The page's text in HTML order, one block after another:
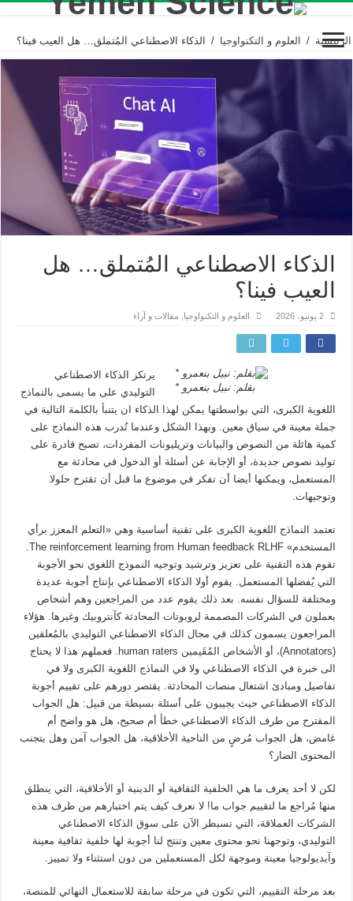
الرئيسية / العلوم و التكنواوجيا / الذكاء الاصطناعي المُتملق… هل العيب فينا؟
الذكاء الاصطناعي المُتملق… هل
العيب فينا؟
2 يونيو، 2026 العلوم و التكنواوجيا مقالات و آراء
بقلم: نبيل بنعمرو *
يرتكز الذكاء الاصطناعي
التوليدي على ما يسمى بالنماذج
اللغوية الكبرى، التي بواسطتها يمكن لهذا الذكاء ان يتنبأ بالكلمة التالية في
جملة معينة في سياق معين. وبهذا الشكل وعندما تُدرب هذه النماذج على
كمية هائلة من النصوص والبيانات وتريليونات المفردات، تصبح قادرة على
توليد نصوص جديدة، أو الإجابة عن أسئلة أو الدخول في محادثة مع
المستعمل، ويمكنها أيضا أن تفكر في موضوع ما قبل أن تقترح حلولا
وتوجيهات.
تعتمد النماذج اللغوية الكبرى على تقنية أساسية وهي «التعلم المعزز برأي
تقوم هذه التقنية على تعزيز وترشيد وتوجيه النموذج اللغوي نحو الأجوبة
التي يُفضلها المستعمل. يقوم أولا الذكاء الاصطناعي بإنتاج أجوبة عديدة
ومختلفة للسؤال نفسه. بعد ذلك يقوم عدد من المراجعين وهم أشخاص
يعملون في الشركات المصممة لروبوتات المحادثة كآنتروبيك وغيرها. هؤلاء
المراجعون يسمون كذلك في مجال الذكاء الاصطناعي التوليدي بالمُعلقين
(Annotators)، أو الأشخاص المُقَيمين human raters. فعملهم هذا لا يحتاج
الى خبرة في الذكاء الاصطناعي ولا في النماذج اللغوية الكبرى ولا في
تفاصيل ومبادئ اشتغال منصات المحادثة. يقتصر دورهم على تقييم أجوبة
الذكاء الاصطناعي حيث يجيبون على أسئلة بسيطة من قبيل: هل الجواب
المقترح من طرف الذكاء الاصطناعي خطأ أم صحيح، هل هو واضح أم
غامض، هل الجواب مُرضٍ من الناحية الأخلاقية، هل الجواب آمن وهل يتجنب
المحتوى الضار؟
لكن لا أحد يعرف ما هي الخلفية الثقافية أو الدينية أو الأخلاقية، التي ينطلق
منها مُراجع ما لتقييم جواب ما! لا نعرف كيف يتم اختبارهم من طرف هذه
الشركات العملاقة، التي تسيطر الآن على سوق الذكاء الاصطناعي
التوليدي، وتوجهنا نحو محتوى معين وتنتج لنا أجوبة لها خلفية ثقافية معينة
وآيديولوجيا معينة وموجهة لكل المستعملين من دون استثناء ولا تمييز.
بعد مرحلة التقييم، التي تكون في مرحلة سابقة للاستعمال النهائي للمنصة،